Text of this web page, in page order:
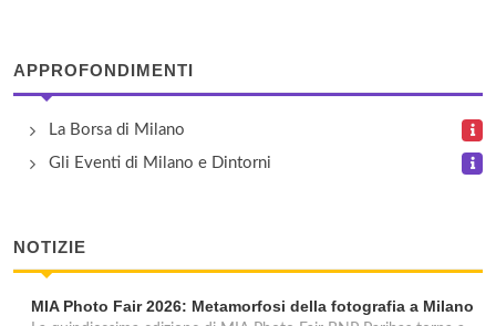
APPROFONDIMENTI
La Borsa di Milano
Gli Eventi di Milano e Dintorni
NOTIZIE
MIA Photo Fair 2026: Metamorfosi della fotografia a Milano